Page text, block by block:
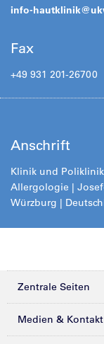
info-hautklinik@
Fax
+49 931 201-26700
Anschrift
Klinik und
Allergologie |
Würzburg |
Zentrale Seiten
Kliniken & Zentren
Medien & Kontakt